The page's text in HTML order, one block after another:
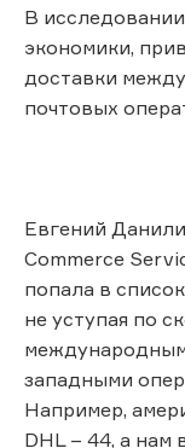
В
экономики,
доставки
почтовых
Евгений
Commerce
попала в
не уступая по
западными
Например,
DHL – 44, а нам